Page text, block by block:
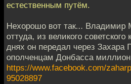
естественным путём.
Нехорошо вот так... Владимир
оттуда, из великого
днях он передал через Захара
ополченцам Донбасса
https://www.facebook.com/
95028897